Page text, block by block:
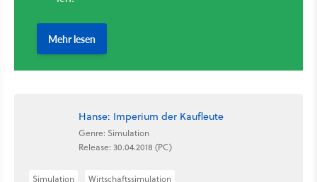
Hanse: Imperium der Kaufleute
Genre: Simulation
Release: 30.04.2018 (PC)
Simulation Wirtschaftssimulation